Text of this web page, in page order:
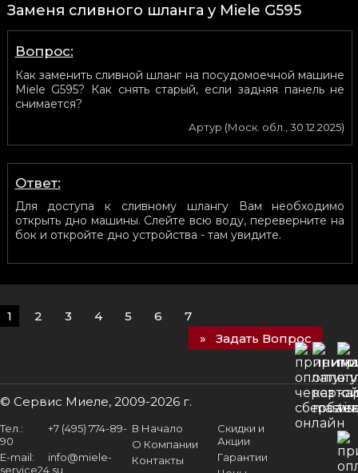
Заменя сливного шланга у Miele G595
Вопрос:
Как заменить сливной шланг на посудомоечной машине
Miele G595? Как снять старый, если задняя панель не
снимается?
Артур (Моск. обл. ,30.12.2025)
Ответ:
Для доступа к сливному шлангу Вам необходимо
открыть дно машины. Слейте всю воду, переверните на
бок и откройте дно устройства - там увидите.
1 2 3 4 5 6
7
Задать Вопрос
© Сервис Миеле, 2009-2026 г.
Тел.:
+7 (495) 774-89-
90
E-mail:
info@miele-
service24.su
В Начало
О Компании
Контакты
Скидки и
Акции
Гарантии